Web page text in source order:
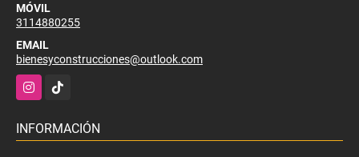
MÓVIL
3114880255
EMAIL
bienesyconstrucciones@outlook.com
Instagram
TikTok
INFORMACIÓN